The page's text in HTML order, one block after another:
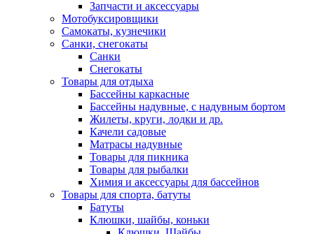
Запчасти и аксессуары
Мотобуксировщики
Самокаты, кузнечики
Санки, снегокаты
Санки
Снегокаты
Товары для отдыха
Бассейны каркасные
Бассейны надувные, с надувным бортом
Жилеты, круги, лодки и др.
Качели садовые
Матрасы надувные
Товары для пикника
Товары для рыбалки
Химия и аксессуары для бассейнов
Товары для спорта, батуты
Батуты
Клюшки, шайбы, коньки